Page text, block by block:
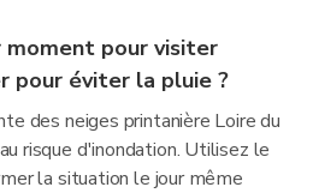
pour visiter
pour éviter la pluie ?
des neiges printanière Loire du
risque d'inondation. Utilisez le
la situation le jour même